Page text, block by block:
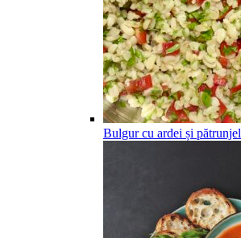
Bulgur cu ardei și pătrunjel